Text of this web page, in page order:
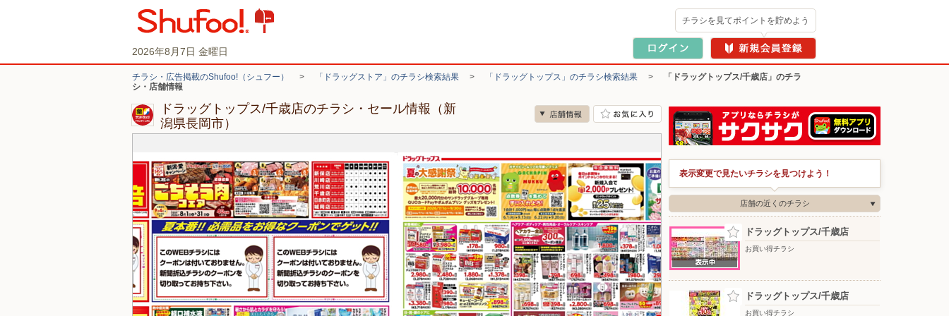
2026年8月7日 金曜日
チラシを見てポイントを貯めよう
チラシ・広告掲載のShufoo!（シュフー） > 「ドラッグストア」のチラシ検索結果 > 「ドラッグトップス」のチラシ検索結果 >
「ドラッグトップス/千歳店」のチラ
シ・店舗情報
ドラッグトップス/千歳店のチラシ・セール情報（新
潟県長岡市）
表示変更で見たいチラシを見つけよう！
店舗の近くのチラシ
ドラッグトップス/千歳店
お買い得チラシ
ドラッグトップス/千歳店
お買い得チラシ